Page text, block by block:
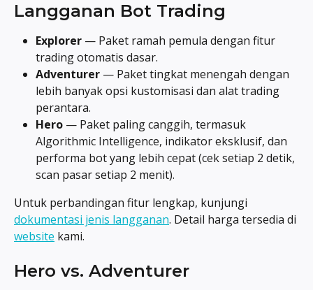
Langganan Bot Trading
Explorer — Paket ramah pemula dengan fitur
trading otomatis dasar.
Adventurer — Paket tingkat menengah dengan
lebih banyak opsi kustomisasi dan alat trading
perantara.
Hero — Paket paling canggih, termasuk
Algorithmic Intelligence, indikator eksklusif, dan
performa bot yang lebih cepat (cek setiap 2 detik,
scan pasar setiap 2 menit).
Untuk perbandingan fitur lengkap, kunjungi
dokumentasi jenis langganan. Detail harga tersedia di
website kami.
Hero vs. Adventurer